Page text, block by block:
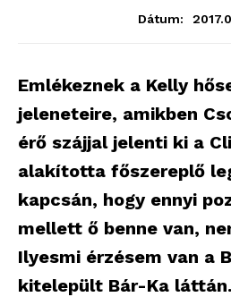
Dátum:
Emlékeznek a Kelly
jeleneteire, amikben
érő szájjal jelenti ki a
alakította főszereplő
kapcsán, hogy ennyi
mellett ő benne van,
Ilyesmi érzésem van a
kitelepült Bár-Ka láttán.